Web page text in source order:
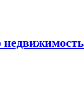
недвижимость